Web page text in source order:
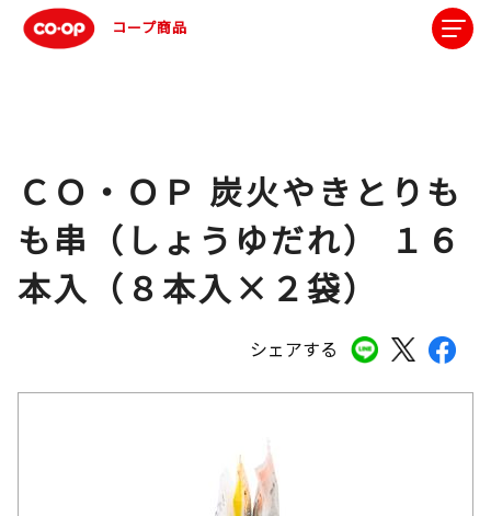
コープ商品
シェアする
ＣＯ・ＯＰ 炭火やきとりも
も串（しょうゆだれ） １６
本入（８本入×２袋）